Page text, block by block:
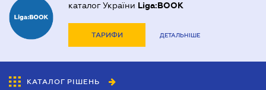
каталог України Liga:BOOK
ТАРИФИ ДЕТАЛЬНІШЕ
КАТАЛОГ РІШЕНЬ